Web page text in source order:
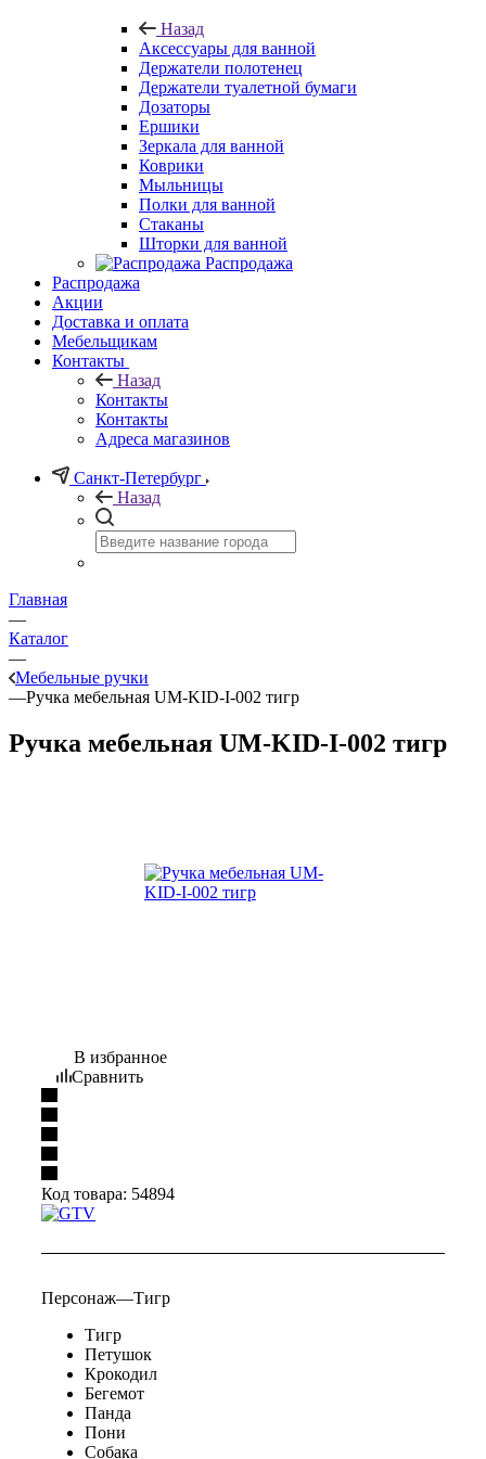
Назад
Аксессуары для ванной
Держатели полотенец
Держатели туалетной бумаги
Дозаторы
Ершики
Зеркала для ванной
Коврики
Мыльницы
Полки для ванной
Стаканы
Шторки для ванной
Распродажа
Распродажа
Акции
Доставка и оплата
Мебельщикам
Контакты
Назад
Контакты
Контакты
Адреса магазинов
Санкт-Петербург
Назад
Главная
—
Каталог
—
Мебельные ручки
—Ручка мебельная UM-KID-I-002 тигр
Ручка мебельная UM-KID-I-002 тигр
В избранное
Сравнить
Код товара: 54894
Персонаж—Тигр
Тигр
Петушок
Крокодил
Бегемот
Панда
Пони
Собака